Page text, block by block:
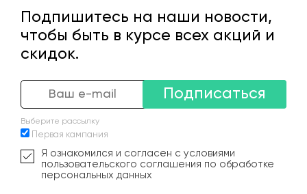
Подпишитесь на наши новости,
чтобы быть в курсе всех акций и
скидок.
Подписаться
Выберите рассылку
Первая кампания
Я ознакомился и согласен с условиями
пользовательского соглашения по обработке
персональных данных